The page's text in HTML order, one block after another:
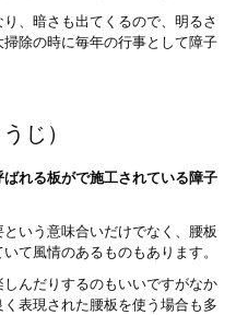
、暗さも出てくるので、明るさ
除の時に毎年の行事として障子
じ）
れる板がで施工されている障子
いう意味合いだけでなく、腰板
て風情のあるものもあります。
んだりするのもいいですがなか
表現された腰板を使う場合も多